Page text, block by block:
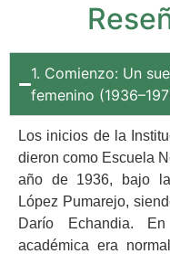
1. Comienzo: Un
femenino
Los inicios de la
dieron como Escuela
año de 1936, bajo
López Pumarejo,
Darío Echandia.
académica era